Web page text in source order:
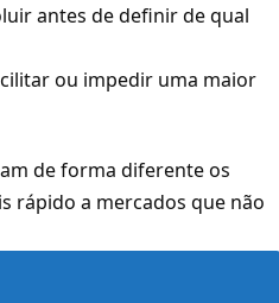
antes de definir de qual
ou impedir uma maior
de forma diferente os
rápido a mercados que não